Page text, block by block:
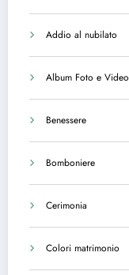
Addio al nubilato
Album Foto e Video
Benessere
Bomboniere
Cerimonia
Colori matrimonio